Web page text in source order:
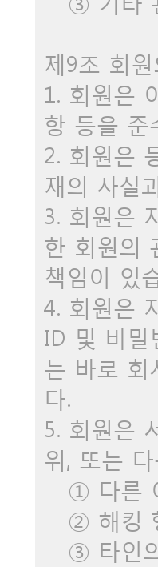
제9조 회
1. 회원은
항 등을 준
2. 회원은
재의 사실
3. 회원은
한 회원의
책임이 있
4. 회원은
ID 및 비밀
는 바로 회
다.
5. 회원은
위, 또는
① 다른
② 해킹
③ 타인의